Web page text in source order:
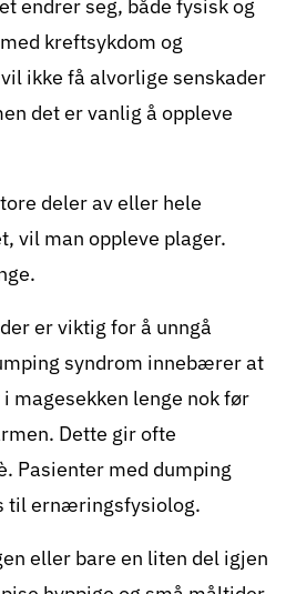
endrer seg, både fysisk og
kreftsykdom og
ikke få alvorlige senskader
det er vanlig å oppleve
deler av eller hele
vil man oppleve plager.
er viktig for å unngå
syndrom innebærer at
magesekken lenge nok før
Dette gir ofte
Pasienter med dumping
til ernæringsfysiolog.
eller bare en liten del igjen